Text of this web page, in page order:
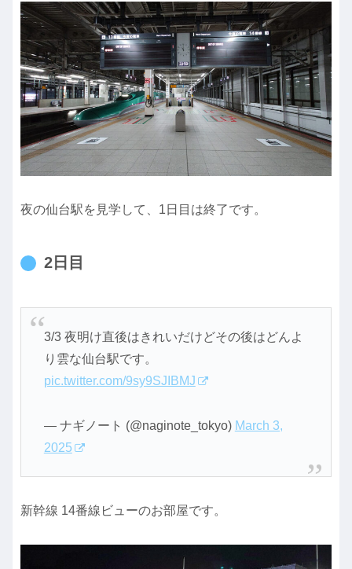
夜の仙台駅を見学して、1日目は終了です。
2日目
3/3 夜明け直後はきれいだけどその後はどんよ
り雲な仙台駅です。
pic.twitter.com/9sy9SJIBMJ
— ナギノート (@naginote_tokyo) March 3,
2025
新幹線 14番線ビューのお部屋です。